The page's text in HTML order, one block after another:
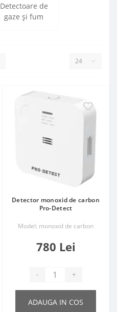
Detectoare de
gaze și fum
Detector monoxid de carbon
Pro-Detect
Model: monoxid de carbon
780 Lei
- +
ADAUGA IN COS